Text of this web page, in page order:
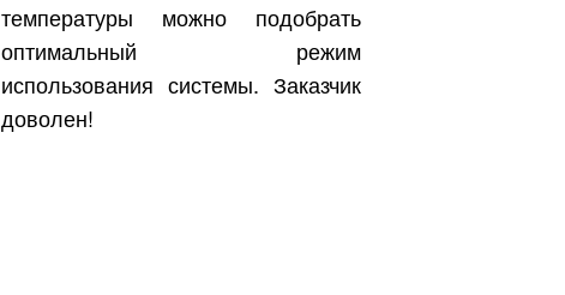
температуры можно подобрать
оптимальный режим
использования системы. Заказчик
доволен!